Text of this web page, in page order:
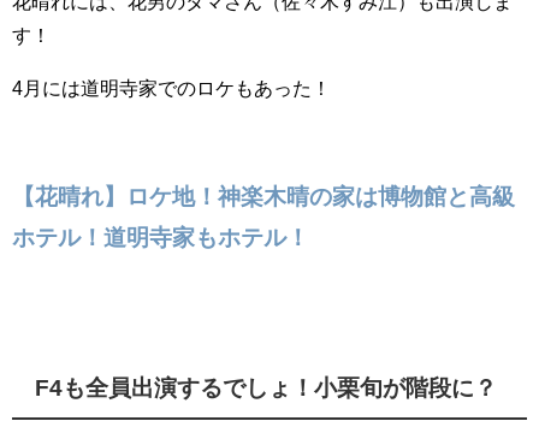
す！
4月には道明寺家でのロケもあった！
【花晴れ】ロケ地！神楽木晴の家は博物館と高級
ホテル！道明寺家もホテル！
F4も全員出演するでしょ！小栗旬が階段に？